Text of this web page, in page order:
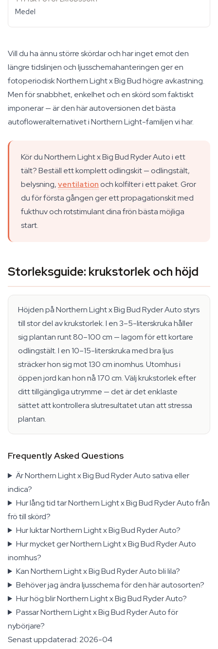
Medel
Vill du ha ännu större skördar och har inget emot den
längre tidslinjen och ljusschemahanteringen ger en
fotoperiodisk Northern Light x Big Bud högre avkastning.
Men för snabbhet, enkelhet och en skörd som faktiskt
imponerar — är den här autoversionen det bästa
autofloweralternativet i Northern Light-familjen vi har.
Kör du Northern Light x Big Bud Ryder Auto i ett
tält? Beställ ett komplett odlingskit — odlingstält,
belysning,ventilation och kolfilter i ett paket. Gror
du för första gången ger ett propagationskit med
fukthuv och rotstimulant dina frön bästa möjliga
start.
Storleksguide: krukstorlek och höjd
Höjden på Northern Light x Big Bud Ryder Auto styrs
till stor del av krukstorlek. I en 3–5-literskruka håller
sig plantan runt 80–100 cm — lagom för ett kortare
odlingstält. I en 10–15-literskruka med bra ljus
sträcker hon sig mot 130 cm inomhus. Utomhus i
öppen jord kan hon nå 170 cm. Välj krukstorlek efter
ditt tillgängliga utrymme — det är det enklaste
sättet att kontrollera slutresultatet utan att stressa
plantan.
Frequently Asked Questions
Är Northern Light x Big Bud Ryder Auto sativa eller
indica?
Hur lång tid tar Northern Light x Big Bud Ryder Auto från
frö till skörd?
Hur luktar Northern Light x Big Bud Ryder Auto?
Hur mycket ger Northern Light x Big Bud Ryder Auto
inomhus?
Kan Northern Light x Big Bud Ryder Auto bli lila?
Behöver jag ändra ljusschema för den här autosorten?
Hur hög blir Northern Light x Big Bud Ryder Auto?
Passar Northern Light x Big Bud Ryder Auto för
nybörjare?
Senast uppdaterad: 2026-04